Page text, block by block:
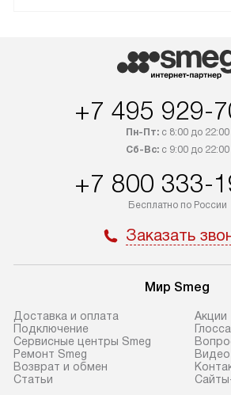
маркировку «в наличии», может
быть отправлен покупателю
в Санкт-Петербург и другие
регионы осуществляется через
транспортные компании. После
доставляем заказ до офиса
транспортной компании в Москве.
доставки у менеджера при
В день, согласованный с вами,
упакованный товар до подъезда.
Если вам необходимо доставить
покупку до двери вашей квартиры
или места установки, пожалуйста,
+7 495 929-
Пн-Пт:с 8:00 до 22:00
Сб-Вс:с 9:00 до 22:00
+7 800 333-
Бесплатно по России
Заказать
Мир Smeg
Доставка и оплата
Подключение
Сервисные центры Smeg
Ремонт Smeg
Возврат и обмен
Статьи
Акции
Видео